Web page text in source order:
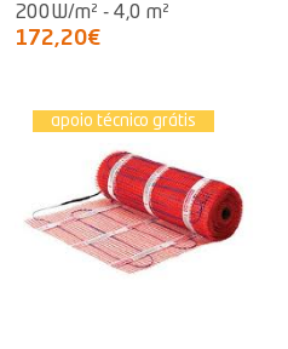
200W/m² - 4,0 m²
172,20€
apoio técnico grátis